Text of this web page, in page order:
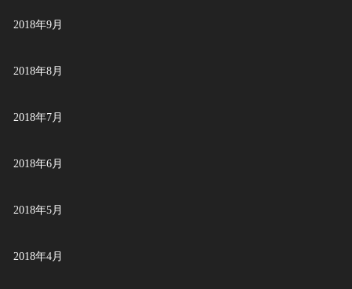
2018年9月
2018年8月
2018年7月
2018年6月
2018年5月
2018年4月